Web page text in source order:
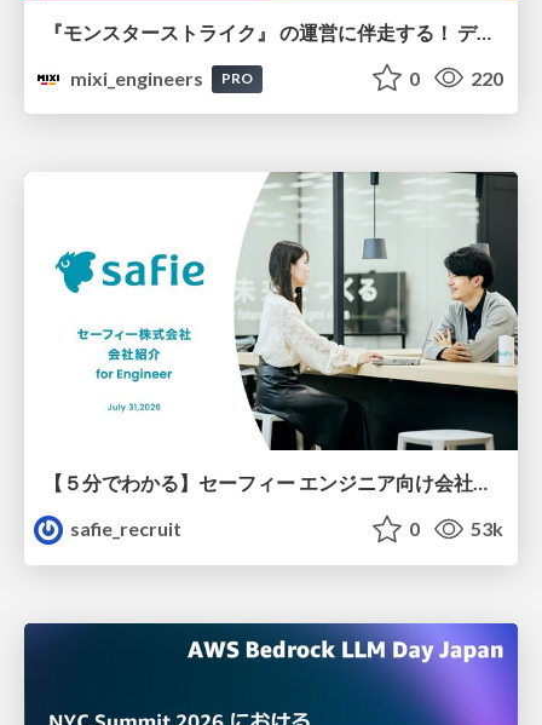
『モンスターストライク』 の運営に伴走する！ データ民主化への 解析グループの3つのアプローチ
mixi_engineers
PRO 0 220
【５分でわかる】セーフィー エンジニア向け会社紹介
safie_recruit
0 53k